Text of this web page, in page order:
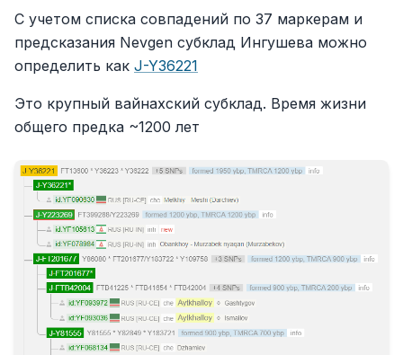
С учетом списка совпадений по 37 маркерам и
предсказания Nevgen субклад Ингушева можно
определить как J-Y36221
Это крупный вайнахский субклад. Время жизни
общего предка ~1200 лет